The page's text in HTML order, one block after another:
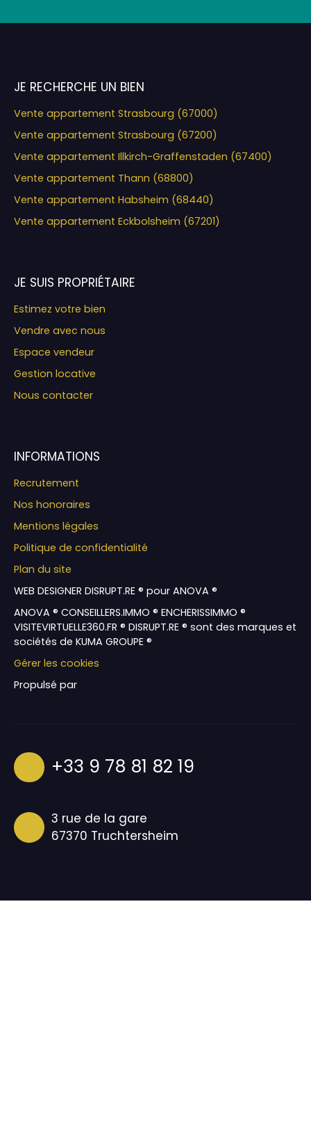
JE RECHERCHE UN BIEN
Vente appartement Strasbourg (67000)
Vente appartement Strasbourg (67200)
Vente appartement Illkirch-Graffenstaden (67400)
Vente appartement Thann (68800)
Vente appartement Habsheim (68440)
Vente appartement Eckbolsheim (67201)
JE SUIS PROPRIÉTAIRE
Estimez votre bien
Vendre avec nous
Espace vendeur
Gestion locative
Nous contacter
INFORMATIONS
Recrutement
Nos honoraires
Mentions légales
Politique de confidentialité
Plan du site
WEB DESIGNER DISRUPT.RE ® pour ANOVA ®
ANOVA ® CONSEILLERS.IMMO ® ENCHERISSIMMO ®
VISITEVIRTUELLE360.FR ® DISRUPT.RE ® sont des marques et
sociétés de KUMA GROUPE ®
Gérer les cookies
Propulsé par
+33 9 78 81 82 19
3 rue de la gare
67370 Truchtersheim